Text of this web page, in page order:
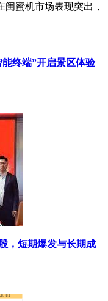
蜜机市场表现突出，
终端”开启景区体验
，短期爆发与长期成